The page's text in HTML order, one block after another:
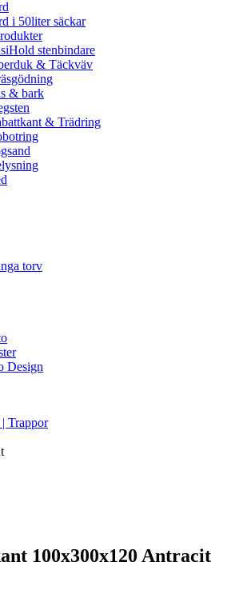
i 50liter säckar
stenbindare
& Täckväv
& bark
& Trädring
torv
Design
Trappor
100x300x120 Antracit